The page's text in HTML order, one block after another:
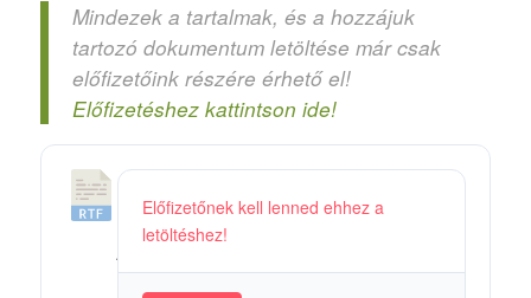
Mindezek a tartalmak, és a hozzájuk
tartozó dokumentum letöltése már csak
előfizetőink részére érhető el!
Előfizetéshez kattintson ide!
5
J
Előfizetőnek kell lenned ehhez a
letöltéshez!